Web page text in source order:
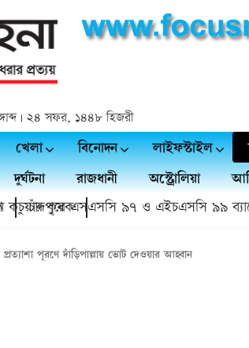
| ২৪ সফর, ১৪৪৮ হিজরী
খেলা বিনোদন লাইফস্টাইল
দুর্ঘটনা রাজধানী অস্ট্রোলিয়া
এসএসসি ৯৭ ও এইচএসসি ৯৯ ব্যাচের
কৃষক
প্রত্যাশা পূরণে দাঁড়িপাল্লায় ভোট দেওয়ার আহ্বান